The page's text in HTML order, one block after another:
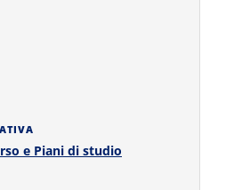
e Piani di studio